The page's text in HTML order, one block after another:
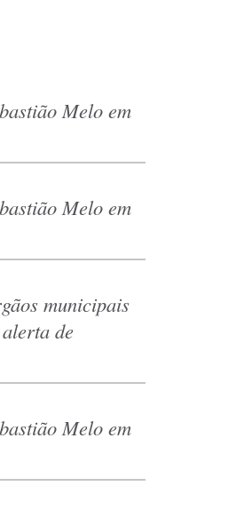
Melo em
Melo em
municipais
de
Melo em